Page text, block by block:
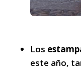
Los
este año,